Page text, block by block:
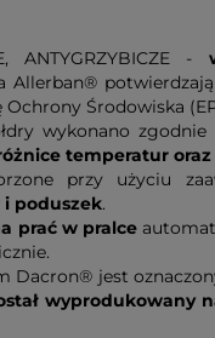
ANTYGRZYBICZE -
Allerban®
Środowiska
wykonano
temperatur
przy użyciu
poduszek.
prać w pralce
Dacron® jest
wyprodukowany